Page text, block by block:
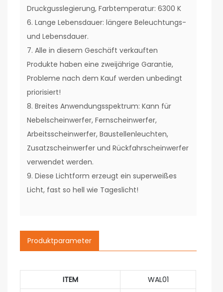
Druckgusslegierung, Farbtemperatur: 6300 K
6. Lange Lebensdauer: längere Beleuchtungs-
und Lebensdauer.
7. Alle in diesem Geschäft verkauften
Produkte haben eine zweijährige Garantie,
Probleme nach dem Kauf werden unbedingt
priorisiert!
8. Breites Anwendungsspektrum: Kann für
Nebelscheinwerfer, Fernscheinwerfer,
Arbeitsscheinwerfer, Baustellenleuchten,
Zusatzscheinwerfer und Rückfahrscheinwerfer
verwendet werden.
9. Diese Lichtform erzeugt ein superweißes
Licht, fast so hell wie Tageslicht!
Produktparameter
ITEM WAL01